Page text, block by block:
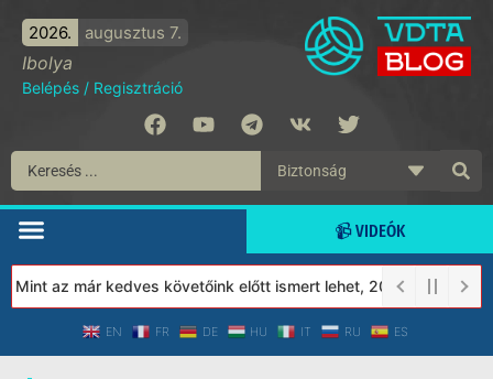
2026. augusztus 7.
Ibolya
Belépés / Regisztráció
📹 VIDEÓK
az már kedves követőink előtt ismert lehet, 2023-tól a
EN FR DE HU IT RU ES